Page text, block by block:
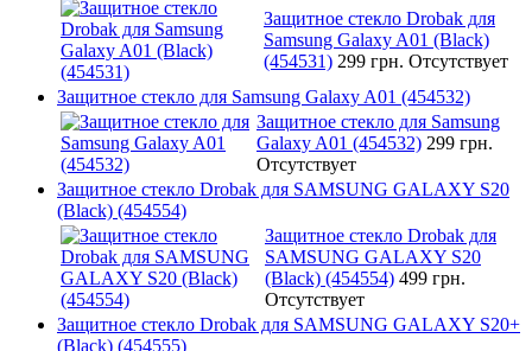
Защитное стекло Drobak для
Samsung Galaxy A01 (Black)
(454531) 299 грн. Отсутствует
Защитное стекло для Samsung Galaxy A01 (454532)
Защитное стекло для Samsung
Galaxy A01 (454532) 299 грн.
Отсутствует
Защитное стекло Drobak для SAMSUNG GALAXY S20
(Black) (454554)
Защитное стекло Drobak для
SAMSUNG GALAXY S20
(Black) (454554) 499 грн.
Отсутствует
Защитное стекло Drobak для SAMSUNG GALAXY S20+
(Black) (454555)